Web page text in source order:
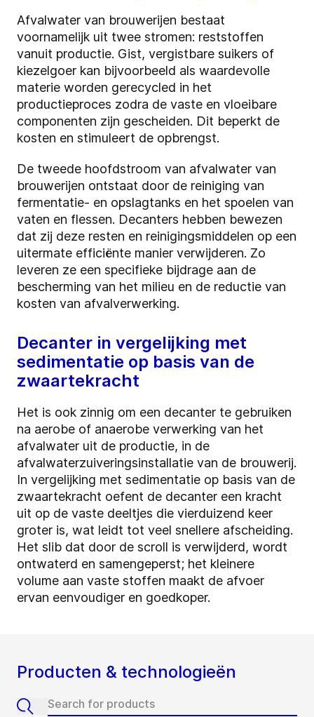
Afvalwater van brouwerijen bestaat
voornamelijk uit twee stromen: reststoffen
vanuit productie. Gist, vergistbare suikers of
kiezelgoer kan bijvoorbeeld als waardevolle
materie worden gerecycled in het
productieproces zodra de vaste en vloeibare
componenten zijn gescheiden. Dit beperkt de
kosten en stimuleert de opbrengst.
De tweede hoofdstroom van afvalwater van
brouwerijen ontstaat door de reiniging van
fermentatie- en opslagtanks en het spoelen van
vaten en flessen. Decanters hebben bewezen
dat zij deze resten en reinigingsmiddelen op een
uitermate efficiënte manier verwijderen. Zo
leveren ze een specifieke bijdrage aan de
bescherming van het milieu en de reductie van
kosten van afvalverwerking.
Decanter in vergelijking met
sedimentatie op basis van de
zwaartekracht
Het is ook zinnig om een decanter te gebruiken
na aerobe of anaerobe verwerking van het
afvalwater uit de productie, in de
afvalwaterzuiveringsinstallatie van de brouwerij.
In vergelijking met sedimentatie op basis van de
zwaartekracht oefent de decanter een kracht
uit op de vaste deeltjes die vierduizend keer
groter is, wat leidt tot veel snellere afscheiding.
Het slib dat door de scroll is verwijderd, wordt
ontwaterd en samengeperst; het kleinere
volume aan vaste stoffen maakt de afvoer
ervan eenvoudiger en goedkoper.
Producten & technologieën